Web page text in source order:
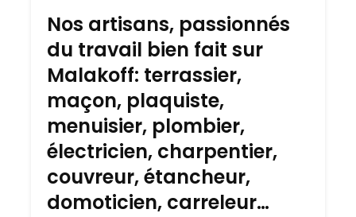
Nos artisans, passionnés
du travail bien fait sur
Malakoff: terrassier,
maçon, plaquiste,
menuisier, plombier,
électricien, charpentier,
couvreur, étancheur,
domoticien, carreleur…